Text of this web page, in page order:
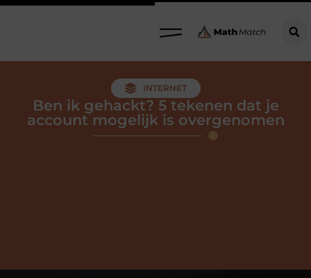
INTERNET
Ben ik gehackt? 5 tekenen dat je
account mogelijk is overgenomen